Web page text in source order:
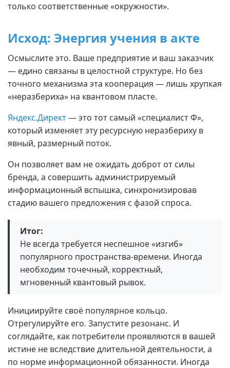
только соответственные «окружности».
Исход: Энергия учения в акте
Осмыслите это. Ваше предприятие и ваш заказчик
— едино связаны в целостной структуре. Но без
точного механизма эта кооперация — лишь хрупкая
«неразбериха» на квантовом пласте.
Яндекс.Директ— это тот самый «специалист Φ»,
который изменяет эту ресурсную неразбериху в
явный, размерный поток.
Он позволяет вам не ожидать доброт от силы
бренда, а совершить администрируемый
информационный вспышка, синхронизировав
стадию вашего предложения с фазой спроса.
Итог:
Не всегда требуется неспешное «изгиб»
популярного пространства-времени. Иногда
необходим точечный, корректный,
мгновенный квантовый рывок.
Инициируйте своё популярное кольцо.
Отрегулируйте его. Запустите резонанс. И
соглядайте, как потребители проявляются в вашей
истине не вследствие длительной деятельности, а
по норме информационной обязанности. Иногда